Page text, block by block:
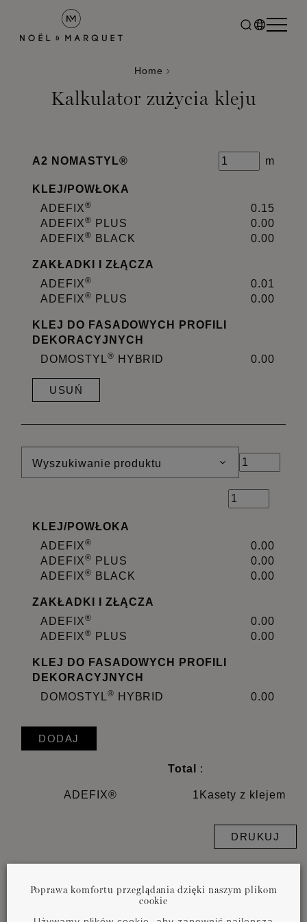
Home
Kalkulator zużycia kleju
A2 NOMASTYL® m
KLEJ/POWŁOKA
ADEFIX®
0.15
ADEFIX® PLUS
0.00
ADEFIX® BLACK 0.00
ZAKŁADKI I ZŁĄCZA
ADEFIX®
0.01
ADEFIX® PLUS 0.00
KLEJ DO FASADOWYCH PROFILI
DEKORACYJNYCH
DOMOSTYL® HYBRID 0.00
USUŃ
Wyszukiwanie produktu
KLEJ/POWŁOKA
ADEFIX®
0.00
ADEFIX® PLUS
0.00
ADEFIX® BLACK 0.00
ZAKŁADKI I ZŁĄCZA
ADEFIX®
0.00
ADEFIX® PLUS 0.00
KLEJ DO FASADOWYCH PROFILI
DEKORACYJNYCH
DOMOSTYL® HYBRID 0.00
DODAJ
Total :
ADEFIX® 1 Kasety z klejem
DRUKUJ
Ważna uwaga:Zużycie kleju zależy od wielkości
profilu i właściwości powierzchni. Dokładną ilość i
rodzaj kleju należy ustalić poprzez test profilu na
Poprawa komfortu przeglądania dzięki naszym plikom
cookie